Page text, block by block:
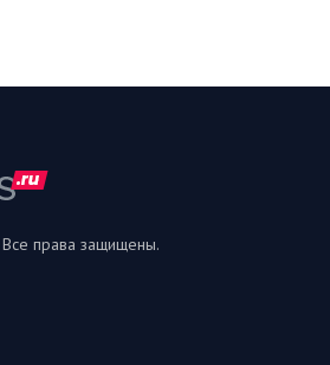
права защищены.